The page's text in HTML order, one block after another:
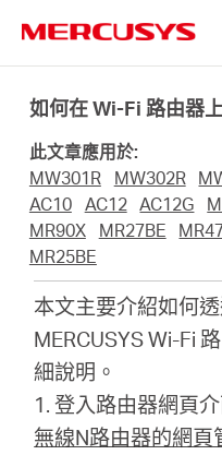
navigation
如何在 Wi-Fi 路由器
此文章應用於:
MW301R
MW302R
AC10
AC12 AC12G
MR90X
MR27BE
MR25BE
本文主要介紹如何
MERCUSYS Wi-Fi
細說明。
1.登入路由器網頁
無線N路由器的網頁